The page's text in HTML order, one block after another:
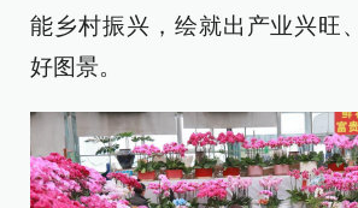
能乡村振兴，绘就出产业兴旺
好图景。